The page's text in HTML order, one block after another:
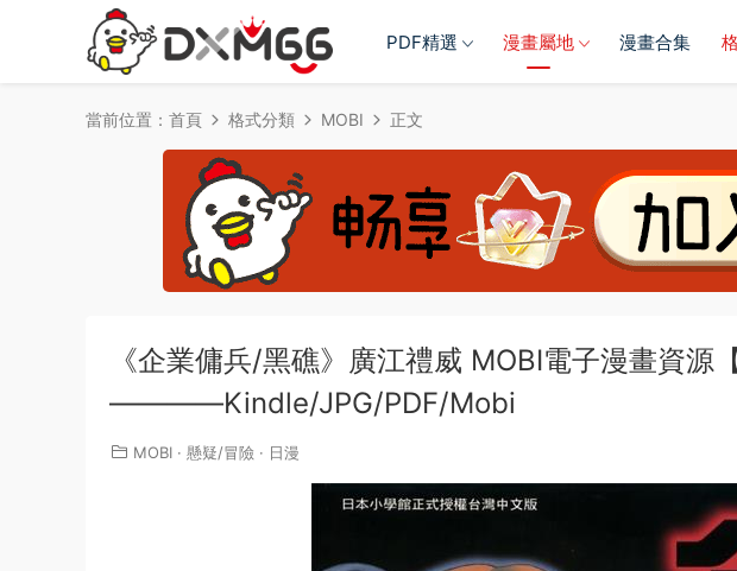
PDF精選 漫畫屬地 漫畫合集
當前位置： 首頁 格式分類 MOBI 正文
《企業傭兵/黑礁》廣江禮威 MOBI電子漫畫資源
————Kindle/JPG/PDF/Mobi
MOBI · 懸疑/冒險 · 日漫